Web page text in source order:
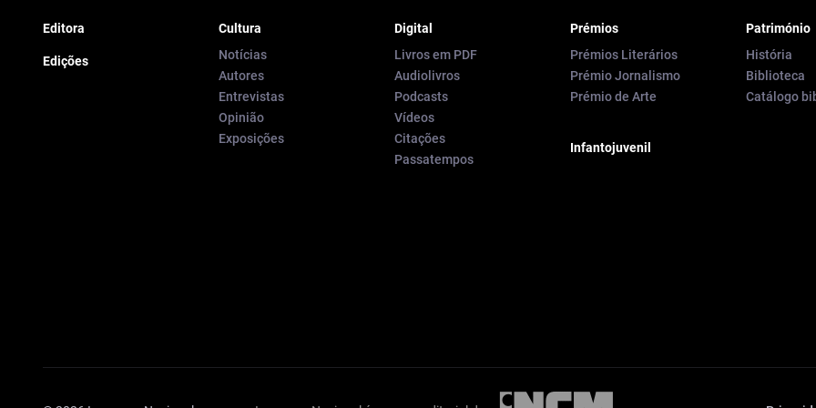
Editora
Edições
Cultura
Notícias
Autores
Entrevistas
Opinião
Exposições
Digital
Livros em PDF
Audiolivros
Podcasts
Vídeos
Citações
Passatempos
Prémios
Prémios Literários
Prémio Jornalismo
Prémio de Arte
Infantojuvenil
Património
História
Biblioteca
Catálogo